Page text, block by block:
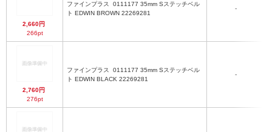
2,660円
266pt
ファインプラス
ト EDWIN BROWN 22269281
-
2,760円
276pt
ファインプラス
ト EDWIN BLACK 22269281
-